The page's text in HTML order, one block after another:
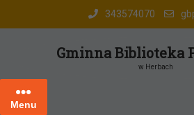
343574070
Gminna Biblioteka
w Herbach
Menu